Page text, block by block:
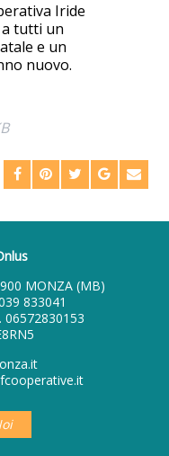
Iride
tutti un
e un
nuovo.
MONZA (MB)
833041
06572830153